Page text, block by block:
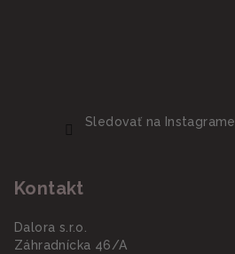
Sledovať na Instagrame
Kontakt
Dalora s.r.o.
Záhradnícka 46/A